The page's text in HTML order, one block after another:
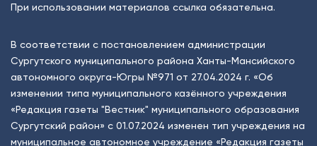
При использовании материалов ссылка обязательна.
В соответствии с постановлением администрации
Сургутского муниципального района Ханты-Мансийского
автономного округа-Югры №971 от 27.04.2024 г. «Об
изменении типа муниципального казённого учреждения
«Редакция газеты "Вестник" муниципального образования
Сургутский район» с 01.07.2024 изменен тип учреждения на
муниципальное автономное учреждение «Редакция газеты